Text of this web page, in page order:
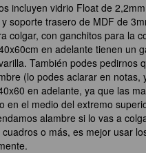
incluyen vidrio Float de
soporte trasero de MDF de
colgar, con ganchitos para la
en adelante tienen un
También podes pedirnos
(lo podes aclarar en notas,
en adelante, ya que las
en el medio del extremo
alambre si lo vas a
o más, es mejor usar